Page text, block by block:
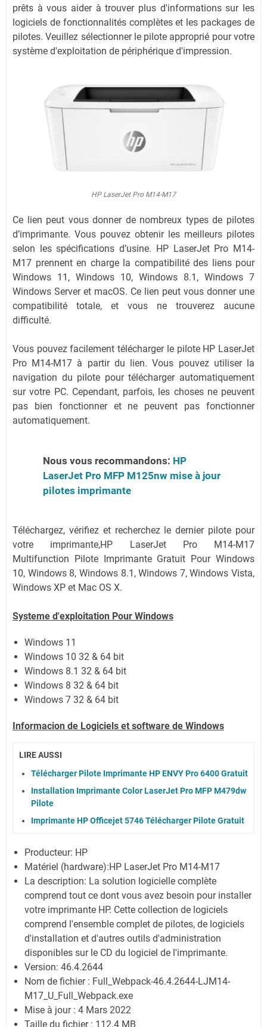
prêts à vous aider à trouver plus d'informations sur les
logiciels de fonctionnalités complètes et les packages de
pilotes. Veuillez sélectionner le pilote approprié pour votre
système d'exploitation de périphérique d'impression.
HP LaserJet Pro M14-M17
Ce lien peut vous donner de nombreux types de pilotes
d’imprimante. Vous pouvez obtenir les meilleurs pilotes
selon les spécifications d’usine. HP LaserJet Pro M14-
M17 prennent en charge la compatibilité des liens pour
Windows 11, Windows 10, Windows 8.1, Windows 7
Windows Server et macOS. Ce lien peut vous donner une
compatibilité totale, et vous ne trouverez aucune
difficulté.
Vous pouvez facilement télécharger le pilote HP LaserJet
Pro M14-M17 à partir du lien. Vous pouvez utiliser la
navigation du pilote pour télécharger automatiquement
sur votre PC. Cependant, parfois, les choses ne peuvent
pas bien fonctionner et ne peuvent pas fonctionner
automatiquement.
Nous vous recommandons: HP
LaserJet Pro MFP M125nw mise à jour
pilotes imprimante
Téléchargez, vérifiez et recherchez le dernier pilote pour
votre imprimante,HP LaserJet Pro M14-M17
Multifunction Pilote Imprimante Gratuit Pour Windows
10, Windows 8, Windows 8.1, Windows 7, Windows Vista,
Windows XP et Mac OS X.
Systeme d'exploitation Pour Windows
Windows 11
Windows 10 32 & 64 bit
Windows 8.1 32 & 64 bit
Windows 8 32 & 64 bit
Windows 7 32 & 64 bit
Informacion de Logiciels et software de Windows
LIRE AUSSI
Télécharger Pilote Imprimante HP ENVY Pro 6400 Gratuit
Installation Imprimante Color LaserJet Pro MFP M479dw
Pilote
Imprimante HP Officejet 5746 Télécharger Pilote Gratuit
Producteur: HP
Matériel (hardware):HP LaserJet Pro M14-M17
La description: La solution logicielle complète
comprend tout ce dont vous avez besoin pour installer
votre imprimante HP. Cette collection de logiciels
comprend l'ensemble complet de pilotes, de logiciels
d'installation et d'autres outils d'administration
disponibles sur le CD du logiciel de l'imprimante.
Version: 46.4.2644
Nom de fichier : Full_Webpack-46.4.2644-LJM14-
M17_U_Full_Webpack.exe
Mise à jour : 4 Mars 2022
Taille du fichier : 112.4 MB